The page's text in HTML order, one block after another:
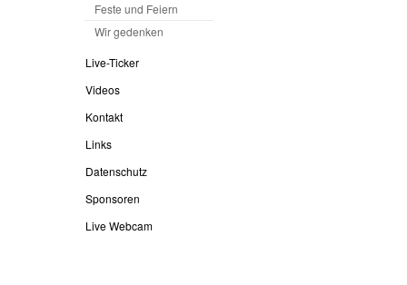
Feste und Feiern
Wir gedenken
Live-Ticker
Videos
Kontakt
Links
Datenschutz
Sponsoren
Live Webcam